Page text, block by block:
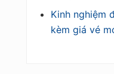
Kinh nghiệm
kèm giá vé